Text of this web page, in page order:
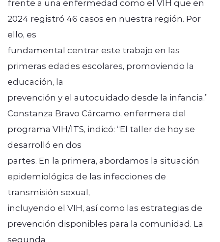
frente a una enfermedad como el VIH que en
2024 registró 46 casos en nuestra región. Por
ello, es
fundamental centrar este trabajo en las
primeras edades escolares, promoviendo la
educación, la
prevención y el autocuidado desde la infancia.”
Constanza Bravo Cárcamo, enfermera del
programa VIH/ITS, indicó: “El taller de hoy se
desarrolló en dos
partes. En la primera, abordamos la situación
epidemiológica de las infecciones de
transmisión sexual,
incluyendo el VIH, así como las estrategias de
prevención disponibles para la comunidad. La
segunda